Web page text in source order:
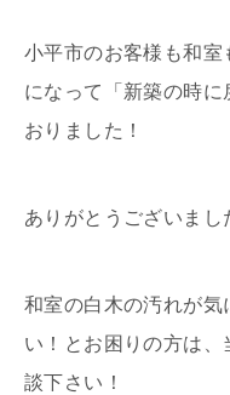
小平市のお客様も和室
になって「新築の時に
おりました！
ありがとうございまし
和室の白木の汚れが気
い！とお困りの方は
談下さい！